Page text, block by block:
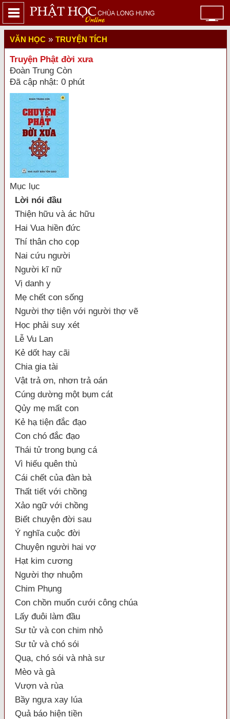
VĂN HỌC » TRUYỆN TÍCH
Truyện Phật đời xưa
Đoàn Trung Còn
Đã cập nhật: 0 phút
Mục lục
Lời nói đầu
Thiện hữu và ác hữu
Hai Vua hiền đức
Thí thân cho cọp
Nai cứu người
Người kĩ nữ
Vị danh y
Mẹ chết con sống
Người thợ tiện với người thợ vẽ
Học phải suy xét
Lễ Vu Lan
Kẻ dốt hay cãi
Chia gia tài
Vật trả ơn, nhơn trả oán
Cúng dường một bụm cát
Qủy mẹ mất con
Kẻ hạ tiện đắc đạo
Con chó đắc đạo
Thái tử trong bụng cá
Vì hiếu quên thù
Cái chết của đàn bà
Thất tiết với chồng
Xảo ngữ với chồng
Biết chuyện đời sau
Ý nghĩa cuộc đời
Chuyện người hai vợ
Hạt kim cương
Người thợ nhuộm
Chim Phụng
Con chồn muốn cưới công chúa
Lấy đuôi làm đầu
Sư tử và con chim nhỏ
Sư tử và chó sói
Quạ, chó sói và nhà sư
Mèo và gà
Vượn và rùa
Bầy ngựa xay lúa
Quả báo hiện tiền